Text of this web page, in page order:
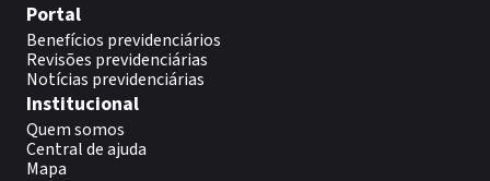
Portal
Benefícios previdenciários
Revisões previdenciárias
Notícias previdenciárias
Institucional
Quem somos
Central de ajuda
Mapa